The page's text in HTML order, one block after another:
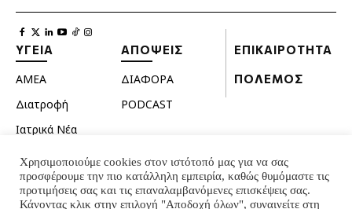
ΥΓΕΙΑ
ΑΜΕΑ
Διατροφή
Ιατρικά Νέα
Κατοικίδια
Ομορφιά
Σεξουαλική ζωή
ΑΠΟΨΕΙΣ
ΔΙΑΦΟΡΑ
PODCAST
ΕΠΙΚΑΙΡΟΤΗΤΑ
ΠΟΛΕΜΟΣ
Χρησιμοποιούμε cookies στον ιστότοπό μας για να σας
προσφέρουμε την πιο κατάλληλη εμπειρία, καθώς θυμόμαστε τις
προτιμήσεις σας και τις επαναλαμβανόμενες επισκέψεις σας.
Κάνοντας κλικ στην επιλογή "Αποδοχή όλων", συναινείτε στη